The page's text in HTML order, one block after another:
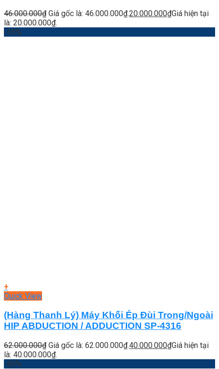
46.000.000₫ Giá gốc là: 46.000.000₫.20.000.000₫Giá hiện tại
là: 20.000.000₫.
-35%
+
Quick View
(Hàng Thanh Lý) Máy Khối Ép Đùi Trong/Ngoài
HIP ABDUCTION / ADDUCTION SP-4316
62.000.000₫ Giá gốc là: 62.000.000₫.40.000.000₫Giá hiện tại
là: 40.000.000₫.
-50%